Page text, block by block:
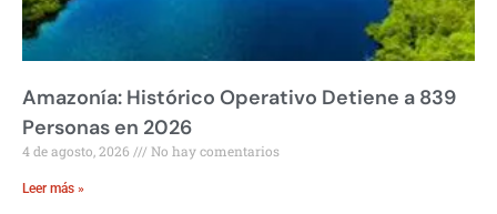
Amazonía: Histórico Operativo Detiene a 839
Personas en 2026
4 de agosto, 2026 No hay comentarios
Leer más »